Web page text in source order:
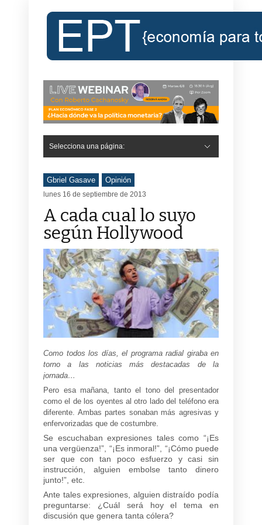
Selecciona una página:
Gbriel Gasave Opinión
lunes 16 de septiembre de 2013
A cada cual lo suyo
según Hollywood
Como todos los días, el programa radial giraba en
torno a las noticias más destacadas de la
jornada…
Pero esa mañana, tanto el tono del presentador
como el de los oyentes al otro lado del teléfono era
diferente. Ambas partes sonaban más agresivas y
enfervorizadas que de costumbre.
Se escuchaban expresiones tales como “¡Es
una vergüenza!”, “¡Es inmoral!”, “¡Cómo puede
ser que con tan poco esfuerzo y casi sin
instrucción, alguien embolse tanto dinero
junto!”, etc.
Ante tales expresiones, alguien distraído podía
preguntarse: ¿Cuál será hoy el tema en
discusión que genera tanta cólera?